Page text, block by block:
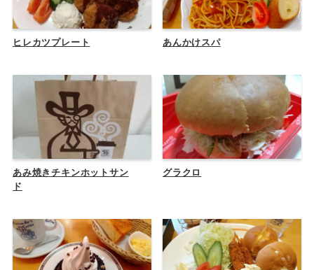
ヒレカツプレート あんかけスパ
あみ焼きチキンホットサン
ド
グラクロ